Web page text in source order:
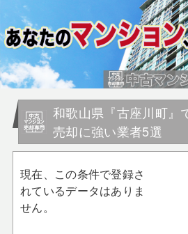
和歌山県『古座川町』
売却に強い業者5選
現在、この条件で登録さ
れているデータはありま
せん。